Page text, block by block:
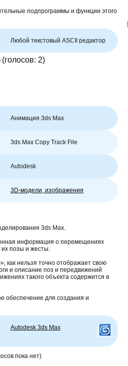
подпрограммы и функции этого
Любой текстовый ASCII редактор
(голосов: 2)
Анимация 3ds Max
3ds Max Copy Track File
Autodesk
3D-модели, изображения
3ds Max.
информация о перемещениях
их позы и жесты.
как нельзя точно отображает свою
и описание поз и передвижений
такого объекта содержится в
обеспечение для создания и
Autodesk 3ds Max
пока нет)